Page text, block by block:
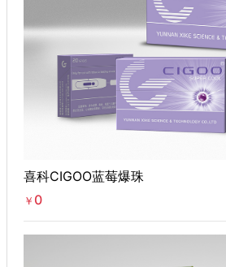
喜科CIGOO蓝莓爆珠
￥ 0